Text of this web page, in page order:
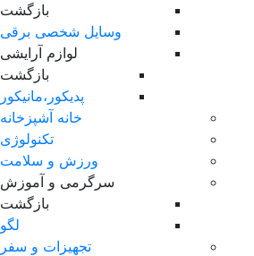
بازگشت
وسایل شخصی برقی
لوازم آرایشی
بازگشت
پدیکور،مانیکور
خانه آشپزخانه
تکنولوژی
ورزش و سلامت
سرگرمی و آموزش
بازگشت
لگو
تجهیزات و سفر